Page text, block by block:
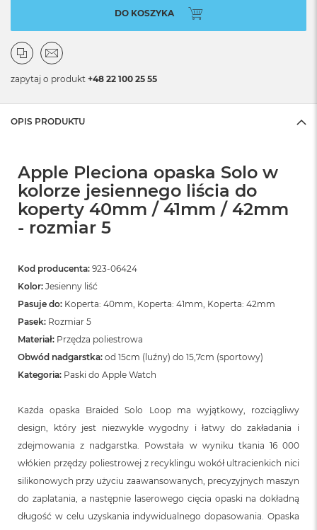
DO KOSZYKA
zapytaj o produkt +48 22 100 25 55
OPIS PRODUKTU
Apple Pleciona opaska Solo w
kolorze jesiennego liścia do
koperty 40mm / 41mm / 42mm
- rozmiar 5
Kod producenta: 923-06424
Kolor: Jesienny liść
Pasuje do: Koperta: 40mm, Koperta: 41mm, Koperta: 42mm
Pasek: Rozmiar 5
Materiał: Przędza poliestrowa
Obwód nadgarstka: od 15cm (luźny) do 15,7cm (sportowy)
Kategoria: Paski do Apple Watch
Każda opaska Braided Solo Loop ma wyjątkowy, rozciągliwy
design, który jest niezwykle wygodny i łatwy do zakładania i
zdejmowania z nadgarstka. Powstała w wyniku tkania 16 000
włókien przędzy poliestrowej z recyklingu wokół ultracienkich nici
silikonowych przy użyciu zaawansowanych, precyzyjnych maszyn
do zaplatania, a następnie laserowego cięcia opaski na dokładną
długość w celu uzyskania indywidualnego dopasowania. Opaska